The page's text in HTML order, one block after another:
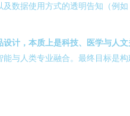
及数据使用方式的透明告知（例
设计，本质上是科技、医学与人
与人类专业融合。最终目标是